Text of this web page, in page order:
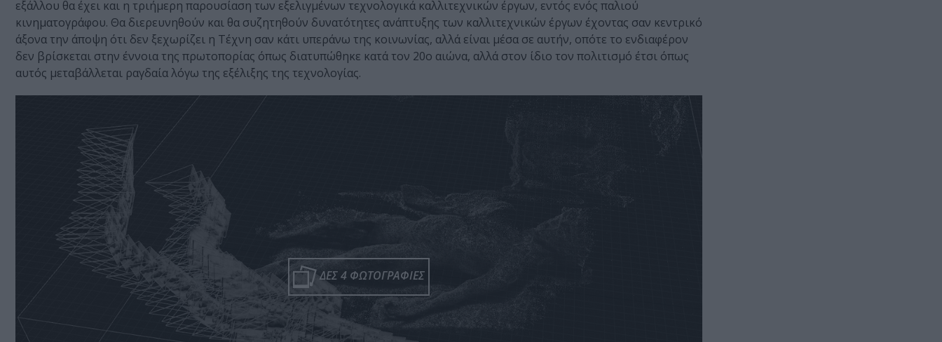
εξάλλου θα έχει και η τριήμερη παρουσίαση των εξελιγμένων τεχνολογικά καλλιτεχνικών έργων, εντός ενός παλιού
κινηματογράφου. Θα διερευνηθούν και θα συζητηθούν δυνατότητες ανάπτυξης των καλλιτεχνικών έργων έχοντας σαν κεντρικό
άξονα την άποψη ότι δεν ξεχωρίζει η Τέχνη σαν κάτι υπεράνω της κοινωνίας, αλλά είναι μέσα σε αυτήν, οπότε το ενδιαφέρον
δεν βρίσκεται στην έννοια της πρωτοπορίας όπως διατυπώθηκε κατά τον 20ο αιώνα, αλλά στον ίδιο τον πολιτισμό έτσι όπως
αυτός μεταβάλλεται ραγδαία λόγω της εξέλιξης της τεχνολογίας.
ΔΕΣ 4 ΦΩΤΟΓΡΑΦΙΕΣ